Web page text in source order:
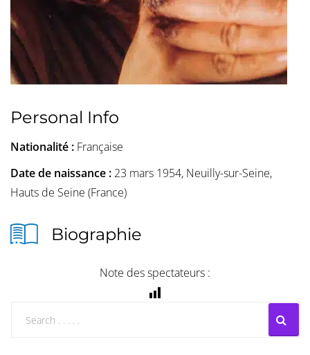
Personal Info
Nationalité : Française
Date de naissance : 23 mars 1954, Neuilly-sur-Seine,
Hauts de Seine (France)
Biographie
Note des spectateurs :